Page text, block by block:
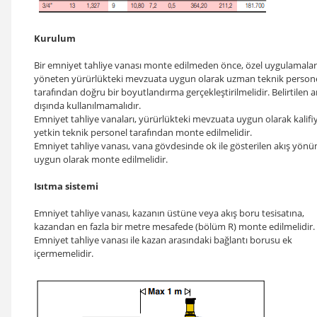
Kurulum
Bir emniyet tahliye vanası monte edilmeden önce, özel
yöneten yürürlükteki mevzuata uygun olarak uzman teknik
tarafından doğru bir boyutlandırma gerçekleştirilmelidir. Belirtilen
dışında kullanılmamalıdır.
Emniyet tahliye vanaları, yürürlükteki mevzuata uygun olarak
yetkin teknik personel tarafından monte edilmelidir.
Emniyet tahliye vanası, vana gövdesinde ok ile gösterilen akış
uygun olarak monte edilmelidir.
Isıtma sistemi
Emniyet tahliye vanası, kazanın üstüne veya akış boru tesisatına,
kazandan en fazla bir metre mesafede (bölüm R) monte edilmelidir.
Emniyet tahliye vanası ile kazan arasındaki bağlantı borusu ek
içermemelidir.